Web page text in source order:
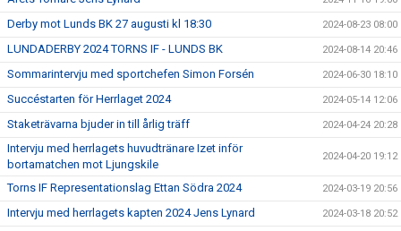
Derby mot Lunds BK 27 augusti kl 18:30 2024-08-23 08:00
LUNDADERBY 2024 TORNS IF - LUNDS BK 2024-08-14 20:46
Sommarintervju med sportchefen Simon Forsén 2024-06-30 18:10
Succéstarten för Herrlaget 2024 2024-05-14 12:06
Staketrävarna bjuder in till årlig träff 2024-04-24 20:28
Intervju med herrlagets huvudtränare Izet inför
bortamatchen mot Ljungskile
2024-04-20 19:12
Torns IF Representationslag Ettan Södra 2024 2024-03-19 20:56
Intervju med herrlagets kapten 2024 Jens Lynard 2024-03-18 20:52